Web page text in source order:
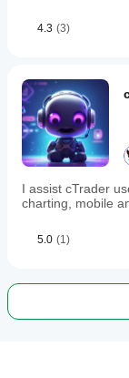
4.3 (3)
I assist cTrader
charting, mobile
5.0 (1)